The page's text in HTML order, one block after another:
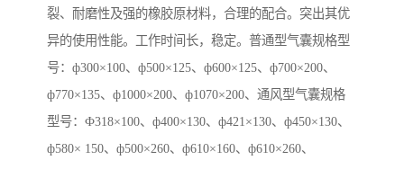
裂、耐磨性及强的橡胶原材料，合理的配合。突出其优
异的使用性能。工作时间长，稳定。普通型气囊规格型
号：ф300×100、ф500×125、ф600×125、ф700×200、
ф770×135、ф1000×200、ф1070×200、通风型气囊规格
型号：Ф318×100、ф400×130、ф421×130、ф450×130、
ф580× 150、ф500×260、ф610×160、ф610×260、